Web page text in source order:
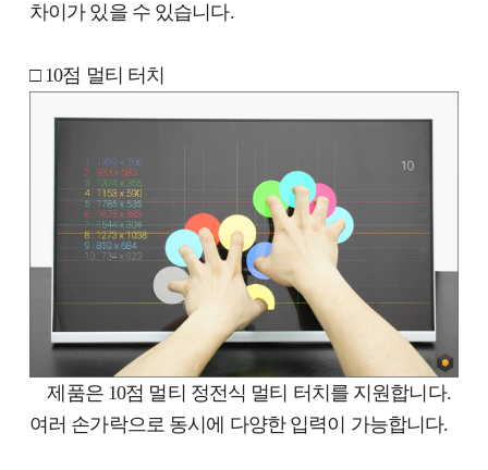
차이가 있을 수 있습니다.
□ 10점 멀티 터치
제품은 10점 멀티 정전식 멀티 터치를 지원합니다.
여러 손가락으로 동시에 다양한 입력이 가능합니다.